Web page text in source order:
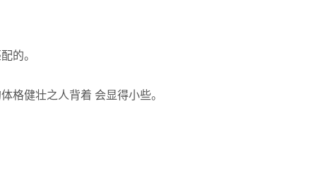
的。
格健壮之人背着 会显得小些。